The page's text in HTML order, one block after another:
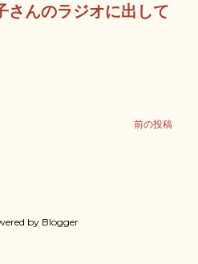
んのラジオに出して
前の投稿
by Blogger